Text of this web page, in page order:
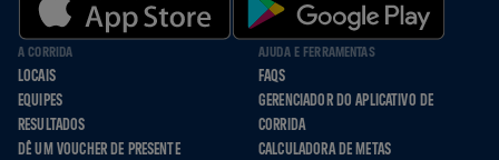
A CORRIDA
LOCAIS
EQUIPES
RESULTADOS
DÊ UM VOUCHER DE PRESENTE
AJUDA E FERRAMENTAS
FAQS
GERENCIADOR DO APLICATIVO DE
CORRIDA
CALCULADORA DE METAS